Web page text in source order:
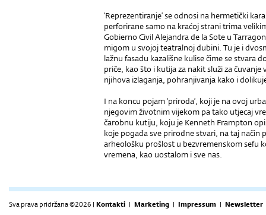
‘Reprezentiranje’ se odnosi na hermetički
perforirane samo na kraćoj strani trima
Gobierno Civil Alejandra de la Sote u
migom u svojoj teatralnoj dubini. Tu je i
lažnu fasadu kazališne kulise čime se stvara
priče, kao što i kutija za nakit služi za
njihova izlaganja, pohranjivanja kako i
I na koncu pojam ‘priroda’, koji je na ovoj
njegovim životnim vijekom pa tako utjecaj
čarobnu kutiju, koju je Kenneth Frampton
koje pogađa sve prirodne stvari, na taj način
arheološku prošlost u bezvremenskom sefu
vremena, kao uostalom i sve nas.
Sva prava pridržana ©2026 | Kontakti | Marketing | Impressum | Newsletter